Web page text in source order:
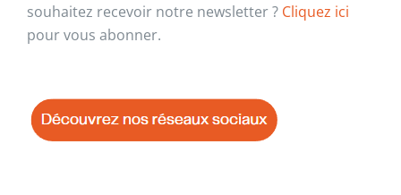
souhaitez recevoir notre newsletter ? Cliquez ici
pour vous abonner.